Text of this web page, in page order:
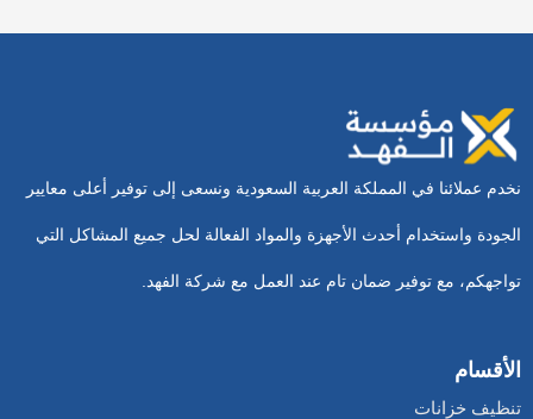
نخدم عملائنا في المملكة العربية السعودية ونسعى إلى توفير أعلى معايير
الجودة واستخدام أحدث الأجهزة والمواد الفعالة لحل جميع المشاكل التي
تواجهكم، مع توفير ضمان تام عند العمل مع شركة الفهد.
الأقسام
تنظيف خزانات